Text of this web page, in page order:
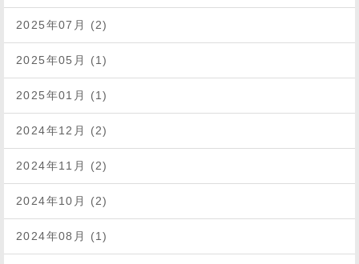
2025年07月 (2)
2025年05月 (1)
2025年01月 (1)
2024年12月 (2)
2024年11月 (2)
2024年10月 (2)
2024年08月 (1)